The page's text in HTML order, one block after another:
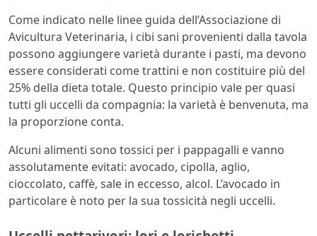
Come indicato nelle linee guida dell’Associazione di
Avicultura Veterinaria, i cibi sani provenienti dalla tavola
possono aggiungere varietà durante i pasti, ma devono
essere considerati come trattini e non costituire più del
25% della dieta totale. Questo principio vale per quasi
tutti gli uccelli da compagnia: la varietà è benvenuta, ma
la proporzione conta.
Alcuni alimenti sono tossici per i pappagalli e vanno
assolutamente evitati: avocado, cipolla, aglio,
cioccolato, caffè, sale in eccesso, alcol. L’avocado in
particolare è noto per la sua tossicità negli uccelli.